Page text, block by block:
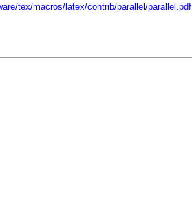
tex/macros/latex/contrib/parallel/parallel.pdf